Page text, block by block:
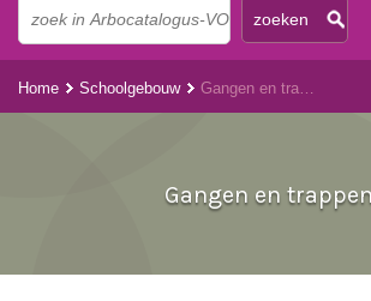
Home Schoolgebouw Gangen en trappen
Gangen en trappen